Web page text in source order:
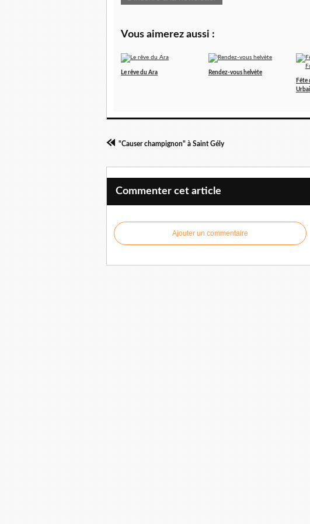
Vous aimerez aussi :
Le rêve du Ara
Rendez-vous helvète
Fête
"Causer champignon" à Saint Gély
Commenter cet article
Ajouter un commentaire